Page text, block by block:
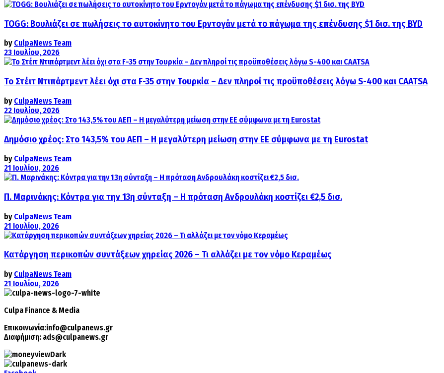
TOGG: Βουλιάζει σε πωλήσεις το αυτοκίνητο του Ερντογάν μετά το πάγωμα της επένδυσης $1 δισ. της BYD
by CulpaNews Team
23 Ιουλίου, 2026
Το Στέιτ Ντιπάρτμεντ λέει όχι στα F-35 στην Τουρκία – Δεν πληροί τις προϋποθέσεις λόγω S-400 και CAATSA
by CulpaNews Team
22 Ιουλίου, 2026
Δημόσιο χρέος: Στο 143,5% του ΑΕΠ – Η μεγαλύτερη μείωση στην ΕΕ σύμφωνα με τη Eurostat
by CulpaNews Team
21 Ιουλίου, 2026
Π. Μαρινάκης: Κόντρα για την 13η σύνταξη – Η πρόταση Ανδρουλάκη κοστίζει €2,5 δισ.
by CulpaNews Team
21 Ιουλίου, 2026
Κατάργηση περικοπών συντάξεων χηρείας 2026 – Τι αλλάζει με τον νόμο Κεραμέως
by CulpaNews Team
21 Ιουλίου, 2026
Culpa Finance & Media
Επικοινωνία:info@culpanews.gr
Διαφήμιση: ads@culpanews.gr